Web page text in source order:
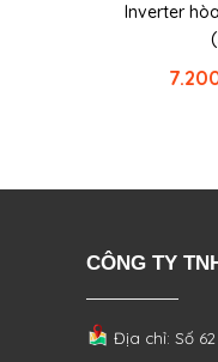
Inverter
CÔNG TY
Địa chỉ: Số